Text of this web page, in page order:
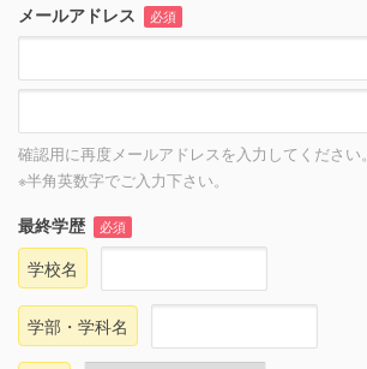
メールアドレス 必須
確認用に再度メールアドレスを入力してください。
※半角英数字でご入力下さい。
最終学歴 必須
学校名
学部・学科名